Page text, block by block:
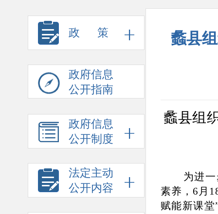
政 策
政府信息
公开指南
政府信息
公开制度
法定主动
公开内容
蠡县
蠡县组
为进
素养， 6 月
赋能新课